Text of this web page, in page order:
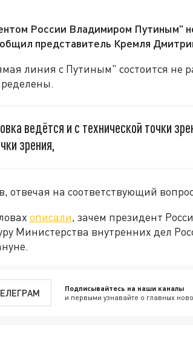
России Владимиром Путиным"
представитель Кремля
линия с Путиным" состоится не
ведётся и с технической точки
зрения,
отвечая на соответствующий
описали, зачем президент
Министерства внутренних дел
Подписывайтесь на наши каналы
и первыми узнавайте о главных